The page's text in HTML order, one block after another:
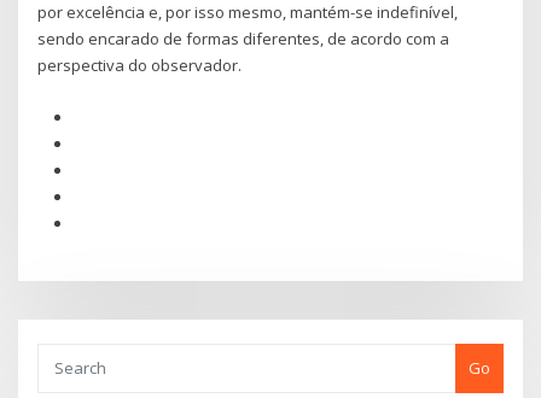
por excelência e, por isso mesmo, mantém-se indefinível,
sendo encarado de formas diferentes, de acordo com a
perspectiva do observador.
Go